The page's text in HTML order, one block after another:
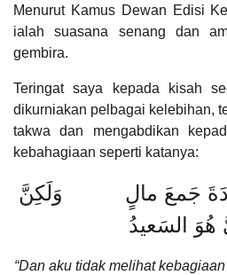
Menurut Kamus Dewan Edisi
ialah suasana senang dan
gembira.
Teringat saya kepada kisah
dikurniakan pelbagai kelebihan,
takwa dan mengabdikan
kebahagiaan seperti katanya:
جَمعَ مالٍ وَلَكِنَّ
هُوَ السَعيدُ
“Dan aku tidak melihat